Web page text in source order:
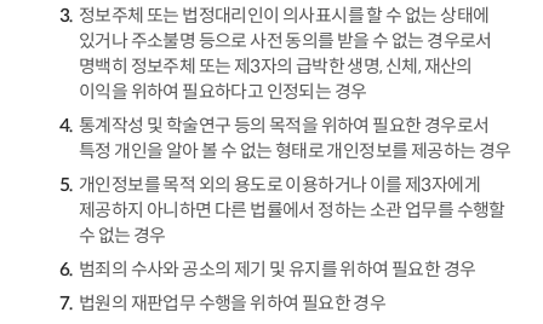
정보주체 또는 법정대리인이 의사표시를 할 수 없는 상태에
있거나 주소불명 등으로 사전 동의를 받을 수 없는 경우로서
명백히 정보주체 또는 제3자의 급박한 생명, 신체, 재산의
이익을 위하여 필요하다고 인정되는 경우
통계작성 및 학술연구 등의 목적을 위하여 필요한 경우로서
특정 개인을 알아 볼 수 없는 형태로 개인정보를 제공하는 경우
개인정보를 목적 외의 용도로 이용하거나 이를 제3자에게
제공하지 아니하면 다른 법률에서 정하는 소관 업무를 수행할
수 없는 경우
범죄의 수사와 공소의 제기 및 유지를 위하여 필요한 경우
법원의 재판업무 수행을 위하여 필요한 경우